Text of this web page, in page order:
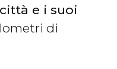
e i suoi
di